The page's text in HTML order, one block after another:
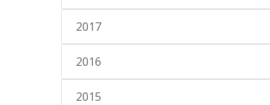
2017
2016
2015